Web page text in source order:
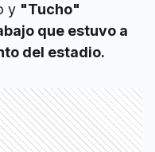
y "Tucho"
que estuvo a
del estadio.